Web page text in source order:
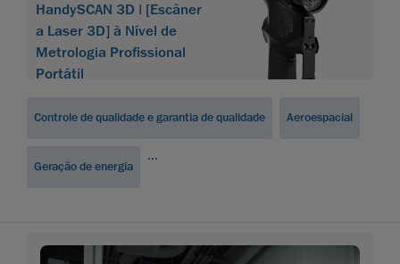
HandySCAN 3D | [Escâner
a Laser 3D] à Nível de
Metrologia Profissional
Portátil
Controle de qualidade e garantia de qualidade Aeroespacial
Geração de energia
...